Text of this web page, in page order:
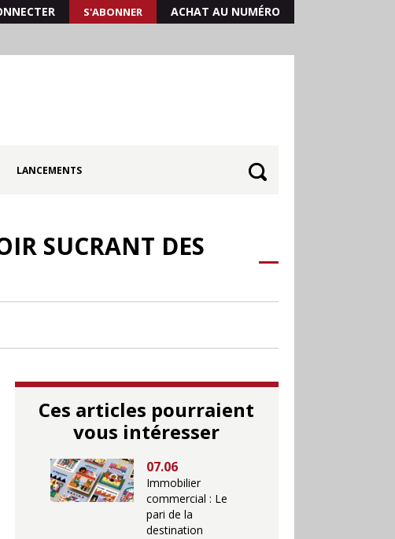
S'ABONNER ACHAT AU NUMÉRO
LANCEMENTS
SUCRANT DES
Ces articles pourraient
vous intéresser
07.06
Immobilier
commercial : Le
pari de la
destination